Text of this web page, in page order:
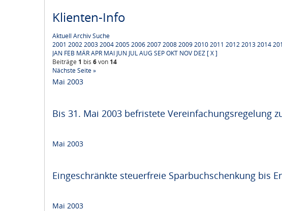
Klienten-Info
Aktuell ArchivSuche
2001 2002200320042005200620072008200920102011 201220132014
JAN FEB MÄRAPR MAI JUN JULAUG SEPOKT NOV DEZ [ X ]
Beiträge 1 bis 6von 14
Nächste Seite »
Mai 2003
Bis 31. Mai 2003 befristete Vereinfachungsregelung
Mai 2003
Eingeschränkte steuerfreie Sparbuchschenkung bis
Mai 2003